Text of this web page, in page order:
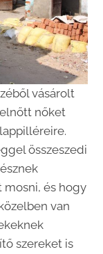
vásárolt
nőket
összeszedi
és hogy
van
szereket is